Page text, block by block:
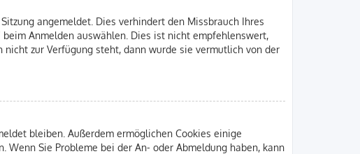
angemeldet. Dies verhindert den Missbrauch Ihres
Anmelden auswählen. Dies ist nicht empfehlenswert,
zur Verfügung steht, dann wurde sie vermutlich von der
bleiben. Außerdem ermöglichen Cookies einige
Sie Probleme bei der An- oder Abmeldung haben, kann